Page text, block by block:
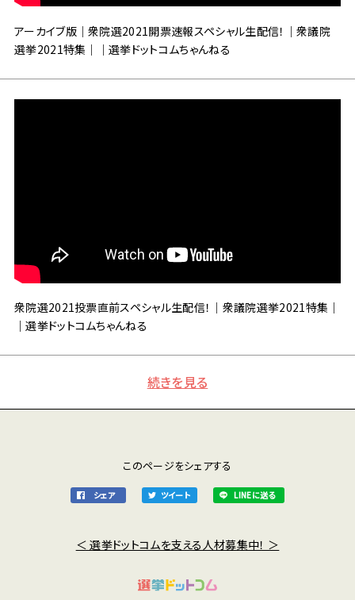
アーカイブ版｜衆院選2021開票速報スペシャル生配信！｜衆議院
選挙2021特集｜｜選挙ドットコムちゃんねる
衆院選2021投票直前スペシャル生配信！｜衆議院選挙2021特集｜
｜選挙ドットコムちゃんねる
続きを見る
このページをシェアする
シェア ツイート LINEに送る
＜ 選挙ドットコムを支える人材募集中！ ＞